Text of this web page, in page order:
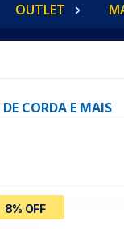
OUTLET
CORDA E MAIS
8% OFF